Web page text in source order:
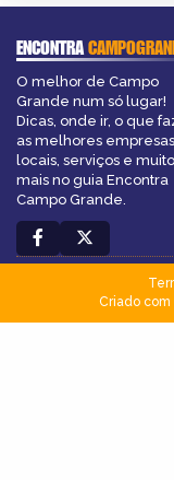
ENCONTRA
O melhor de Campo
Grande num só lugar!
Dicas, onde ir, o que
as melhores empresas,
locais, serviços e muito
mais no guia Encontra
Campo Grande.
Criado com